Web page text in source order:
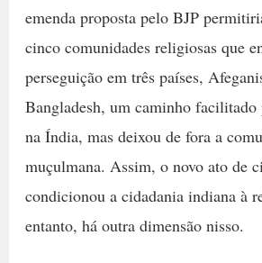
emenda proposta pelo BJP
cinco comunidades religiosas que
perseguição em três países,
Bangladesh, um caminho facilitado
na Índia, mas deixou de fora a
muçulmana. Assim, o novo ato de
condicionou a cidadania indiana à
entanto, há outra dimensão nisso.